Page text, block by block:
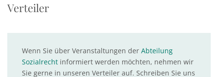
Verteiler
Wenn Sie über Veranstaltungen der Abteilung
Sozialrecht informiert werden möchten, nehmen wir
Sie gerne in unseren Verteiler auf. Schreiben Sie uns